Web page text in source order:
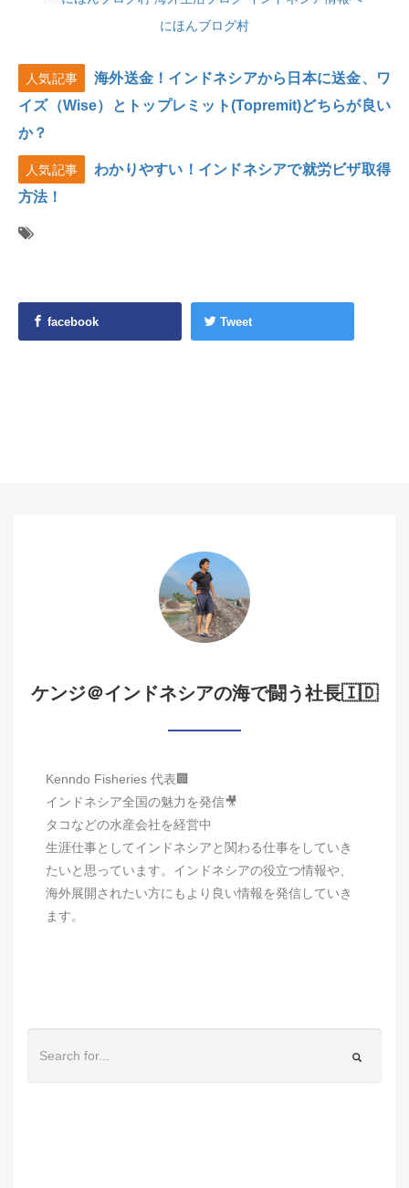
にほんブログ村
人気記事
海外送金！インドネシアから日本に送金、ワ
イズ（Wise）とトップレミット(Topremit)どちらが良い
か？
人気記事
わかりやすい！インドネシアで就労ビザ取得
方法！
facebook Tweet
ケンジ＠インドネシアの海で闘う社長🇮🇩
Kenndo Fisheries 代表🏢
インドネシア全国の魅力を発信🎥
タコなどの水産会社を経営中
生涯仕事としてインドネシアと関わる仕事をしていき
たいと思っています。インドネシアの役立つ情報や、
海外展開されたい方にもより良い情報を発信していき
ます。